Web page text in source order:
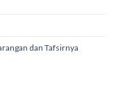
dan Tafsirnya